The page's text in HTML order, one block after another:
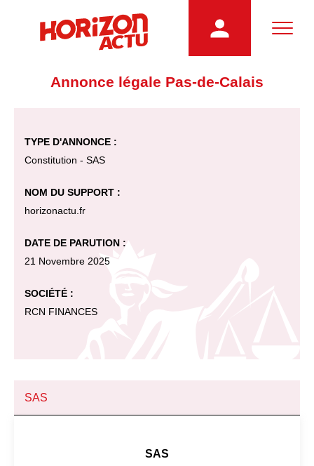
Annonce légale Pas-de-Calais
TYPE D'ANNONCE :
Constitution - SAS
NOM DU SUPPORT :
horizonactu.fr
DATE DE PARUTION :
21 Novembre 2025
SOCIÉTÉ :
RCN FINANCES
SAS
SAS